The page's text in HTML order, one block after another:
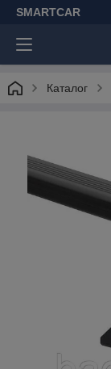
SMARTCAR
Каталог